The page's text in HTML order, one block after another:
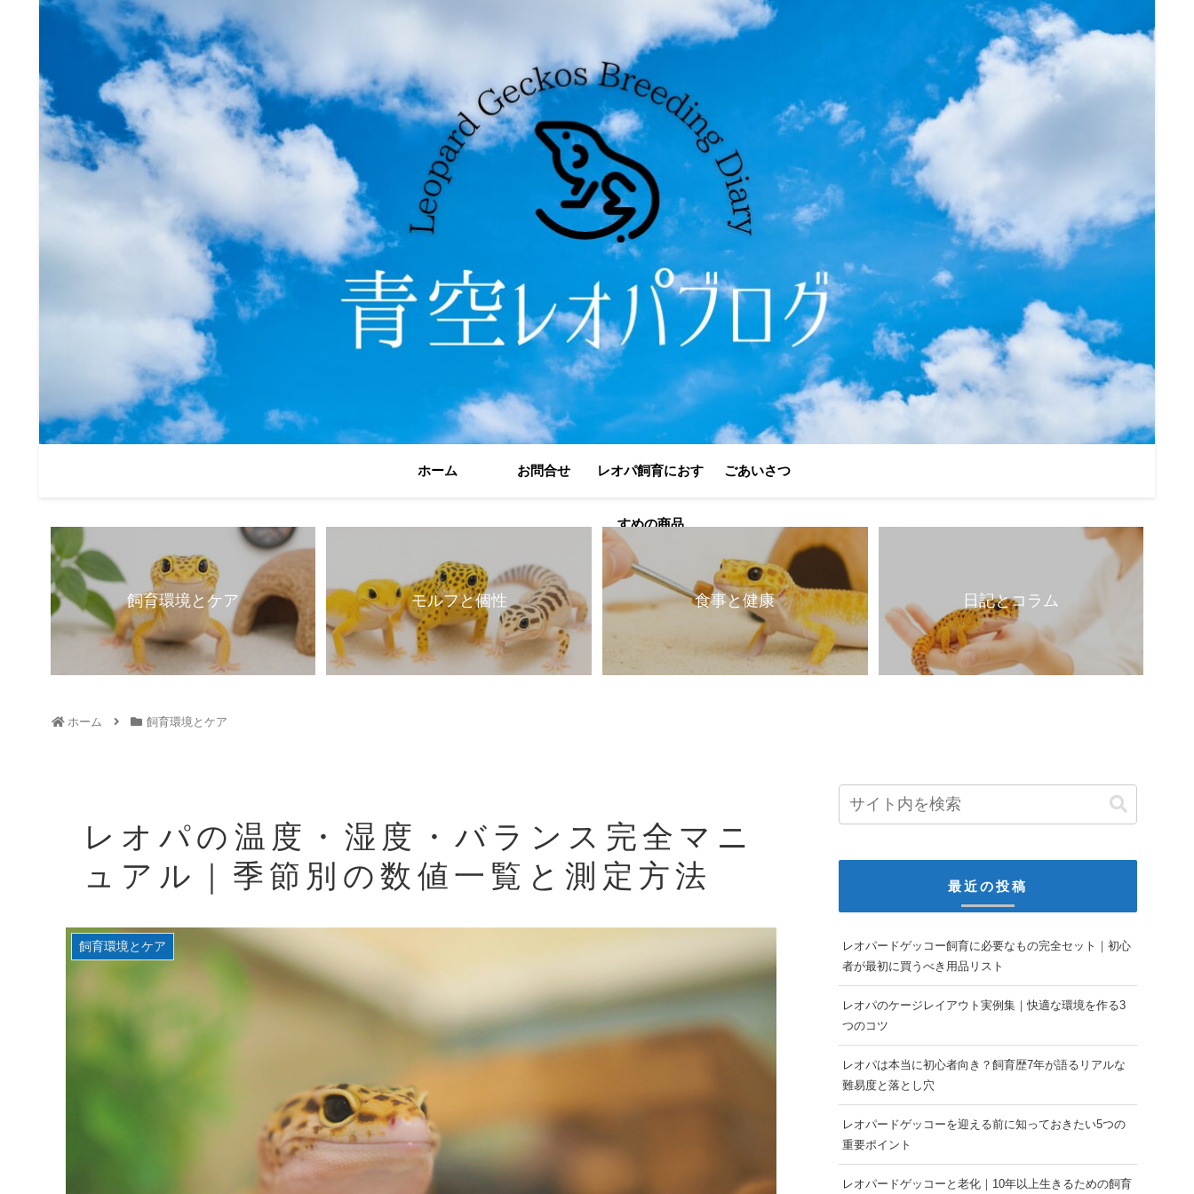
ホーム お問合せ レオパ飼育におす
すめの商品
ごあいさつ
飼育環境とケア モルフと個性 食事と健康 日記とコラム
ホーム 飼育環境とケア
レオパの温度・湿度・バランス完全マニ
ュアル｜季節別の数値一覧と測定方法
飼育環境とケア
最近の投稿
レオパードゲッコー飼育に必要なもの完全セット｜初心
者が最初に買うべき用品リスト
レオパのケージレイアウト実例集｜快適な環境を作る3
つのコツ
レオパは本当に初心者向き？飼育歴7年が語るリアルな
難易度と落とし穴
レオパードゲッコーを迎える前に知っておきたい5つの
重要ポイント
レオパードゲッコーと老化｜10年以上生きるための飼育